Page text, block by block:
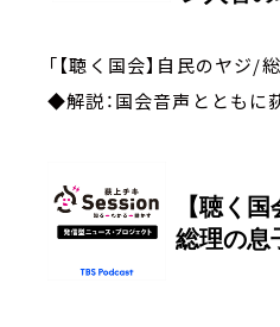
「【聴く国会】自民のヤジ
◆解説：国会音声とともに